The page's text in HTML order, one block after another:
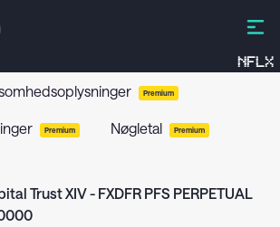
NFLX
Premium
Premium Nøgletal Premium
Trust XIV - FXDFR PFS PERPETUAL